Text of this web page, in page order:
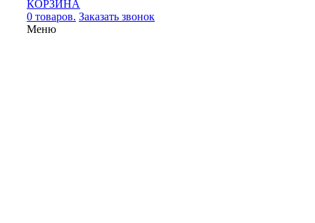
КОРЗИНА
0 товаров. Заказать звонок
Меню